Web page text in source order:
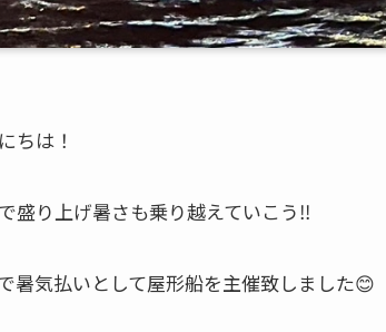
ちは！
盛り上げ暑さも乗り越えていこう‼️
暑気払いとして屋形船を主催致しました😊